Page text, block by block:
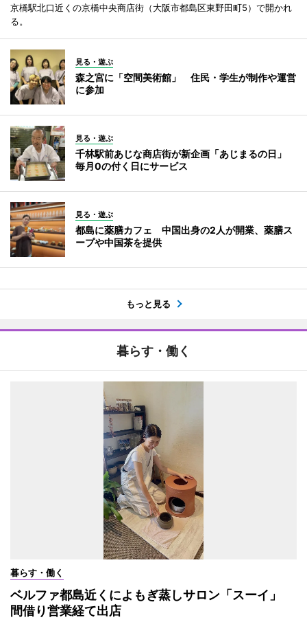
京橋駅北口近くの京橋中央商店街（大阪市都島区東野田町5）で開かれ
る。
見る・遊ぶ
森之宮に「空間美術館」 住民・学生が制作や運営
に参加
見る・遊ぶ
千林駅前あじな商店街が新企画「あじまるの日」
毎月0の付く日にサービス
見る・遊ぶ
都島に薬膳カフェ 中国出身の2人が開業、薬膳ス
ープや中国茶を提供
もっと見る
暮らす・働く
暮らす・働く
ベルファ都島近くによもぎ蒸しサロン「スーイ」
間借り営業経て出店